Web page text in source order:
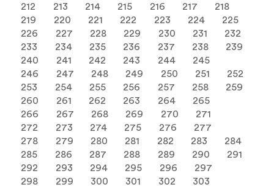
212 213 214 215 216 217
218
219
220 221 222 223 224
225
226
227 228 229 230 231
232
233
234 235 236 237 238
239
240
241 242 243 244
245
246
247 248 249 250 251
252
253
254 255 256 257 258
259
260
261 262 263 264
265
266
267 268 269 270
271
272
273 274 275 276
277
278
279 280 281 282 283
284
285
286 287 288 289 290
291
292
293 294 295 296
297
298
299 300 301 302
303